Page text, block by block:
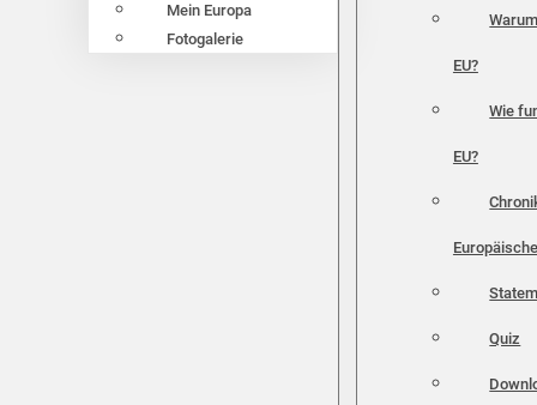
Mein Europa
Fotogalerie
EU?
Wie
EU?
Quiz